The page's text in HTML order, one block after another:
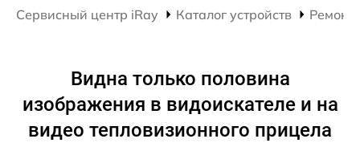
Сервисный центр iRay Каталог устройств Ремонт
Видна только половина
изображения в видоискателе и на
видео тепловизионного прицела